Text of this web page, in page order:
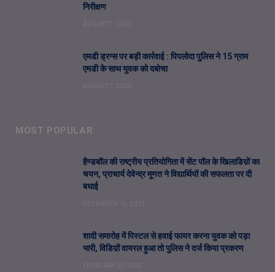
निरीक्षण
एमडी ड्रग्स पर बड़ी कार्रवाई : पिपलोदा पुलिस ने 15 ग्राम
एमडी के साथ युवक को दबोचा
MOST POPULAR
हैण्डबॉल की राष्ट्रीय प्रतियोगिता में सेंट पॉल के खिलाडिय़ों का
चयन, प्राचार्य देवेन्द्र मूणत ने विद्यार्थियों की सफलता पर दी
बधाई
शादी समारोह में पिस्टल से हवाई फायर करना युवक को पड़ा
भारी, विडिय़ों वायरल हुआ तो पुलिस ने दर्ज किया प्रकरण